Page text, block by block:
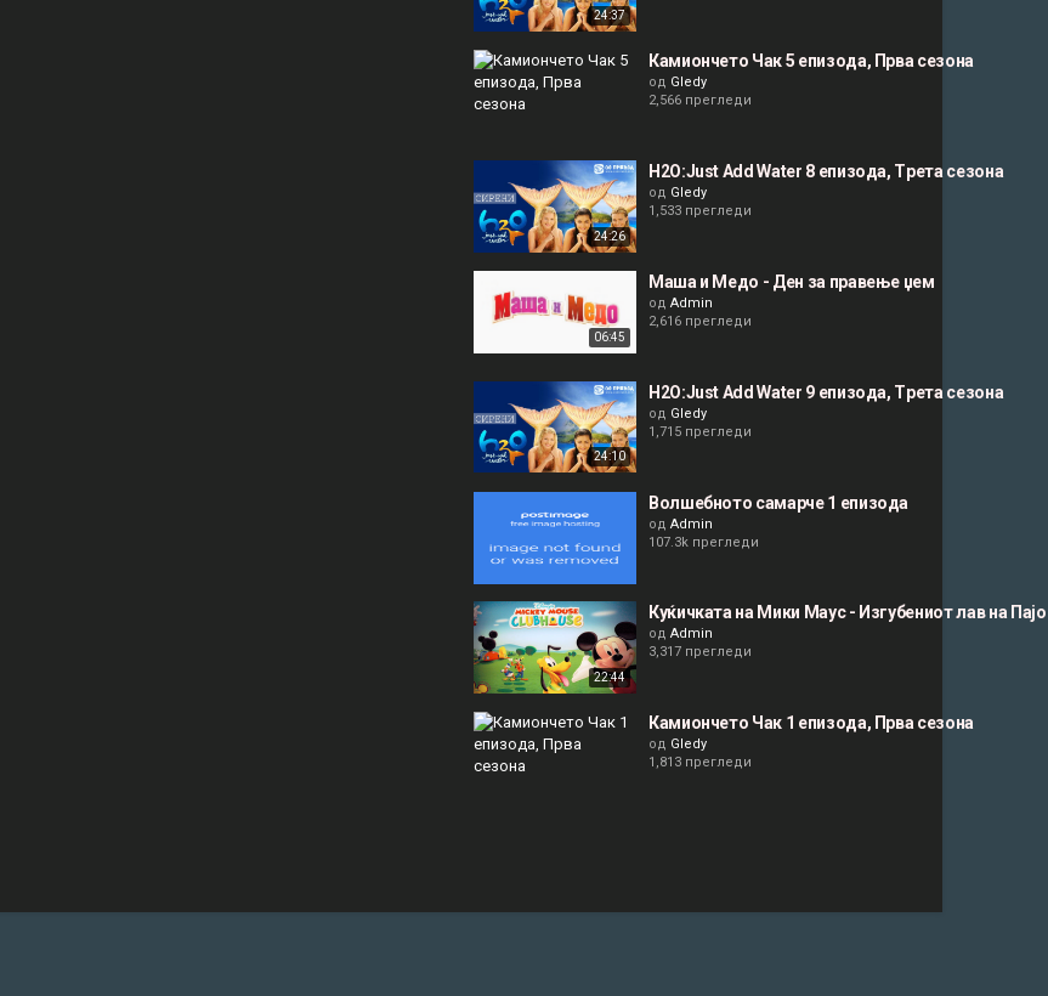
24:37
Камиончето Чак 5 епизода, Прва сезона
од Gledy
2,566 прегледи
24:26
H2O:Just Add Water 8 епизода, Tрета сезона
од Gledy
1,533 прегледи
06:45
Маша и Медо - Ден за правење џем
од Admin
2,616 прегледи
24:10
H2O:Just Add Water 9 епизода, Tрета сезона
од Gledy
1,715 прегледи
Волшебното самарче 1 епизода
од Admin
107.3k прегледи
22:44
Куќичката на Мики Маус - Изгубениот лав на Пајо
од Admin
3,317 прегледи
Камиончето Чак 1 епизода, Прва сезона
од Gledy
1,813 прегледи